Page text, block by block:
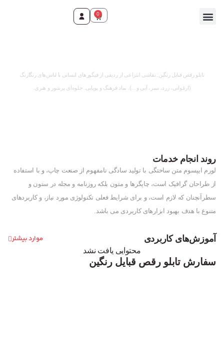
0
تابلو رقص قبایل رنگین: نقاشی انتزاعی از ردیفی از فیگورهای انسانی با لباس‌های رنگارنگ
(ارغوانی، زرد، سبز، آبی و…). نماد فرهنگ و پویایی. جلوه‌ای پرشور و هنری.
روند انجام خدمات
لورم ایپسوم متن ساختگی با تولید سادگی نامفهوم از صنعت چاپ، و با استفاده
از طراحان گرافیک است، چاپگرها و متون بلکه روزنامه و مجله در ستون و
سطرآنچنان که لازم است، و برای شرایط فعلی تکنولوژی مورد نیاز، و کاربردهای
متنوع با هدف بهبود ابزارهای کاربردی می باشد.
آموزش‌های کاربردی موارد بیشتر
محتوایی یافت نشد
سفارش تابلو رقص قبایل رنگین